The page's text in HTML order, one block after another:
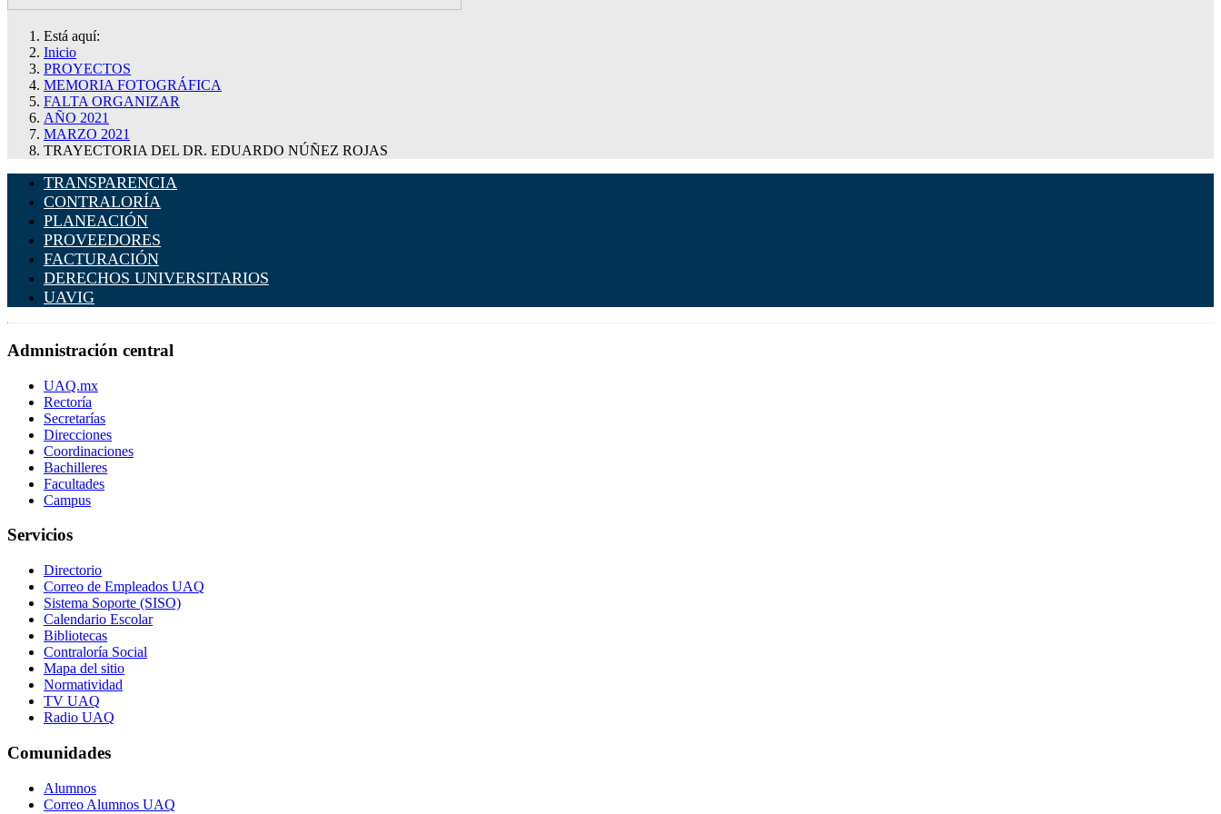
Está aquí:
Inicio
PROYECTOS
MEMORIA FOTOGRÁFICA
FALTA ORGANIZAR
AÑO 2021
MARZO 2021
TRAYECTORIA DEL DR. EDUARDO NÚÑEZ ROJAS
TRANSPARENCIA
CONTRALORÍA
PLANEACIÓN
PROVEEDORES
FACTURACIÓN
DERECHOS UNIVERSITARIOS
UAVIG
Admnistración central
UAQ.mx
Rectoría
Secretarías
Direcciones
Coordinaciones
Bachilleres
Facultades
Campus
Servicios
Directorio
Correo de Empleados UAQ
Sistema Soporte (SISO)
Calendario Escolar
Bibliotecas
Contraloría Social
Mapa del sitio
Normatividad
TV UAQ
Radio UAQ
Comunidades
Alumnos
Correo Alumnos UAQ